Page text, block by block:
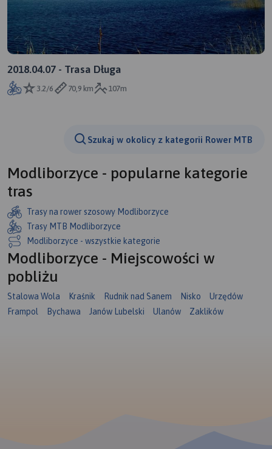
2018.04.07 - Trasa Długa
3.2/6 70,9 km 107m
Szukaj w okolicy z kategorii Rower MTB
Modliborzyce - popularne kategorie
tras
Trasy na rower szosowy Modliborzyce
Trasy MTB Modliborzyce
Modliborzyce - wszystkie kategorie
Modliborzyce - Miejscowości w
pobliżu
Stalowa Wola Kraśnik Rudnik nad Sanem Nisko
Urzędów
Frampol
Bychawa Janów Lubelski Ulanów Zaklików